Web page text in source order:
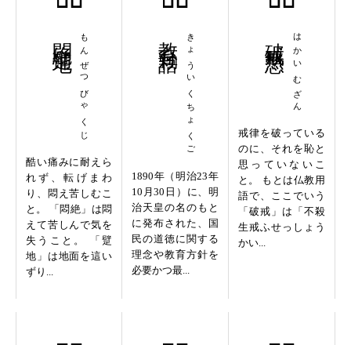
もんぜつびゃくじ
酷い痛みに耐えら
れず、転げまわ
り、悶え苦しむこ
と。 「悶絶」は悶
えて苦しんで気を
失うこと。 「躄
地」は地面を這い
ずり...
きょういくちょくご
1890年（明治23年
10月30日）に、明
治天皇の名のもと
に発布された、国
民の道徳に関する
理念や教育方針を
必要かつ最...
はかいむざん
戒律を破っている
のに、それを恥と
思っていないこ
と。 もとは仏教用
語で、ここでいう
「破戒」は「不殺
生戒ふせっしょう
かい...